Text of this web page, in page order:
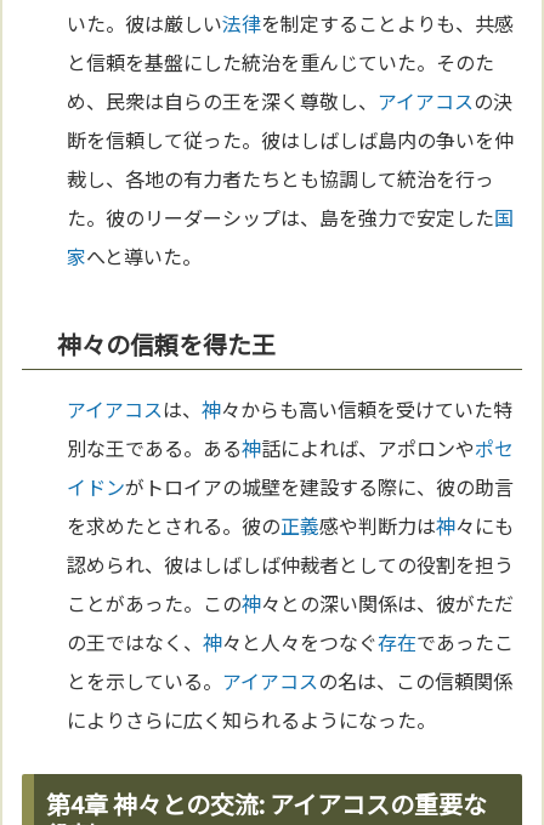
いた。彼は厳しい法律を制定することよりも、共感
と信頼を基盤にした統治を重んじていた。そのた
め、民衆は自らの王を深く尊敬し、 アイアコスの決
断を信頼して従った。彼はしばしば島内の争いを仲
裁し、各地の有力者たちとも協調して統治を行っ
た。彼のリーダーシップは、島を強力で安定した国
家へと導いた。
神々の信頼を得た王
アイアコスは、神々からも高い信頼を受けていた特
別な王である。ある神話によれば、アポロンやポセ
イドンがトロイアの城壁を建設する際に、彼の助言
を求めたとされる。彼の正義感や判断力は神々にも
認められ、彼はしばしば仲裁者としての役割を担う
ことがあった。この神々との深い関係は、彼がただ
の王ではなく、神々と人々をつなぐ存在であったこ
とを示している。 アイアコスの名は、この信頼関係
によりさらに広く知られるようになった。
第4章 神々との交流: アイアコスの重要な